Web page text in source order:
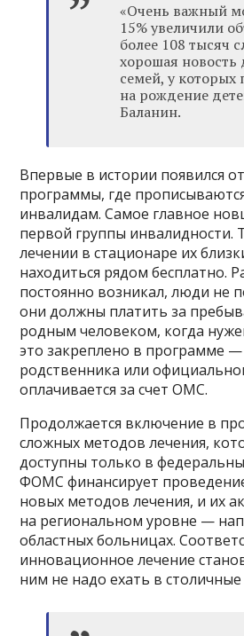
«Очень важный
15% увеличили
более 108 тысяч
хорошая новость
семей, у которых
на рождение
Баланин.
Впервые в истории появился
программы, где
инвалидам. Самое главное
первой группы инвалидности.
лечении в стационаре их
находиться рядом бесплатно.
постоянно возникал, люди не
они должны платить за
родным человеком, когда
это закреплено в программе
родственника или
оплачивается за счет ОМС.
Продолжается включение в
сложных методов лечения,
доступны только в
ФОМС финансирует
новых методов лечения, и их
на региональном уровне —
областных больницах.
инновационное лечение
ним не надо ехать в столичные